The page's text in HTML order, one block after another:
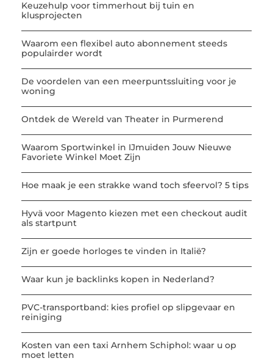
Keuzehulp voor timmerhout bij tuin en
klusprojecten
Waarom een flexibel auto abonnement steeds
populairder wordt
De voordelen van een meerpuntssluiting voor je
woning
Ontdek de Wereld van Theater in Purmerend
Waarom Sportwinkel in IJmuiden Jouw Nieuwe
Favoriete Winkel Moet Zijn
Hoe maak je een strakke wand toch sfeervol? 5 tips
Hyvä voor Magento kiezen met een checkout audit
als startpunt
Zijn er goede horloges te vinden in Italië?
Waar kun je backlinks kopen in Nederland?
PVC-transportband: kies profiel op slipgevaar en
reiniging
Kosten van een taxi Arnhem Schiphol: waar u op
moet letten